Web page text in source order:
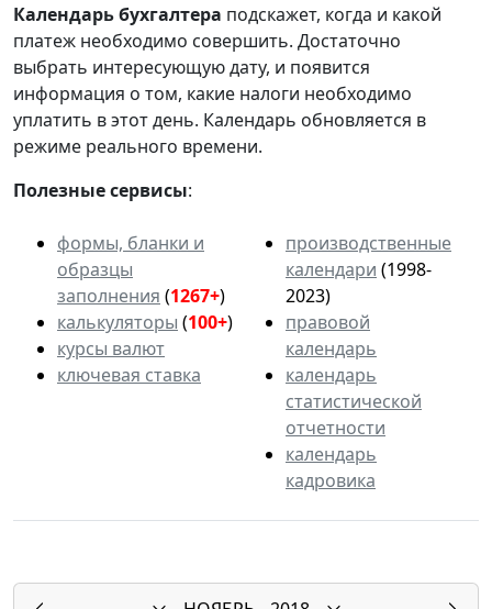
Календарьбухгалтера подскажет, когда и какой
платеж необходимо совершить. Достаточно
выбрать интересующую дату, и появится
информация о том, какие налоги необходимо
уплатить в этот день. Календарь обновляется в
режиме реального времени.
Полезные сервисы:
формы, бланки и
образцы
заполнения (1267+)
калькуляторы (100+)
курсы валют
ключевая ставка
производственные
календари (1998-
2023)
правовой
календарь
календарь
статистической
отчетности
календарь
кадровика